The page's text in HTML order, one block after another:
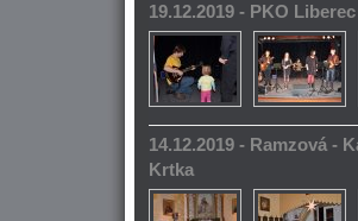
19.12.2019 - PKO
14.12.2019 - Ramzová -
Krtka